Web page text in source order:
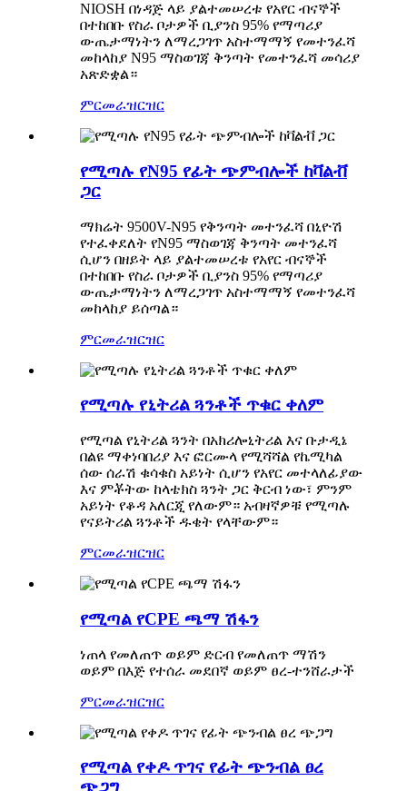
NIOSH በነዳጅ ላይ ያልተመሠረቱ የአየር ብናኞች
በተከበቡ የስራ ቦታዎች ቢያንስ 95% የማጣሪያ
ውጤታማነትን ለማረጋገጥ አስተማማኝ የመተንፈሻ
መከላከያ N95 ማስወገጃ ቅንጣት የመተንፈሻ መሳሪያ
አጽድቋል።
ምርመራዝርዝር
የሚጣሉ የN95 የፊት ጭምብሎች ከቫልቭ
ጋር
ማክሬት 9500V-N95 የቅንጣት መተንፈሻ በኒዮሽ
የተፈቀደለት የN95 ማስወገጃ ቅንጣት መተንፈሻ
ሲሆን በዘይት ላይ ያልተመሠረቱ የአየር ብናኞች
በተከበቡ የስራ ቦታዎች ቢያንስ 95% የማጣሪያ
ውጤታማነትን ለማረጋገጥ አስተማማኝ የመተንፈሻ
መከላከያ ይሰጣል።
ምርመራዝርዝር
የሚጣሉ የኒትሪል ጓንቶች ጥቁር ቀለም
የሚጣል የኒትሪል ጓንት በአክሪሎኒትሪል እና ቡታዲኔ
በልዩ ማቀነባበሪያ እና ፎርሙላ የሚሻሻል የኬሚካል
ሰው ሰራሽ ቁሳቁስ አይነት ሲሆን የአየር መተላለፊያው
እና ምቾትው ከላቴክስ ጓንት ጋር ቅርብ ነው፣ ምንም
አይነት የቆዳ አለርጂ የለውም። አብዛኛዎቹ የሚጣሉ
የናይትሪል ጓንቶች ዱቄት የላቸውም።
ምርመራዝርዝር
የሚጣል የCPE ጫማ ሽፋን
ነጠላ የመለጠጥ ወይም ድርብ የመለጠጥ ማሽን
ወይም በእጅ የተሰራ መደበኛ ወይም ፀረ-ተንሸራታች
ምርመራዝርዝር
የሚጣል የቀዶ ጥገና የፊት ጭንብል ፀረ
ጭጋግ